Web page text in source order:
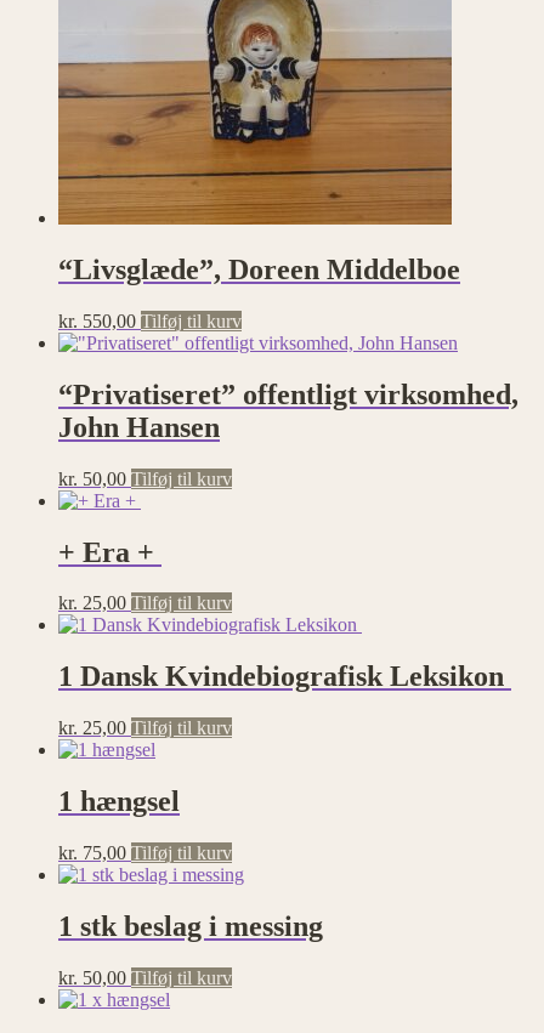
“Livsglæde”, Doreen Middelboe
kr. 550,00 Tilføj til kurv
“Privatiseret” offentligt virksomhed,
John Hansen
kr. 50,00 Tilføj til kurv
+ Era +
kr. 25,00 Tilføj til kurv
1 Dansk Kvindebiografisk Leksikon
kr. 25,00 Tilføj til kurv
1 hængsel
kr. 75,00 Tilføj til kurv
1 stk beslag i messing
kr. 50,00 Tilføj til kurv